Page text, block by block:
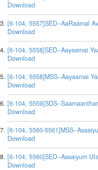
Download
[6-104, 5557]SED--AaRaamal
Download
[6-104, 5558]SED--Aayaamai
Download
[6-104, 5558]MSS--Aayaamai
Download
[6-104, 5559]SDS--
Download
[6-104, 5560-5561]MSS--
Download
[6-104, 5560]SED--Assaiyum
Download